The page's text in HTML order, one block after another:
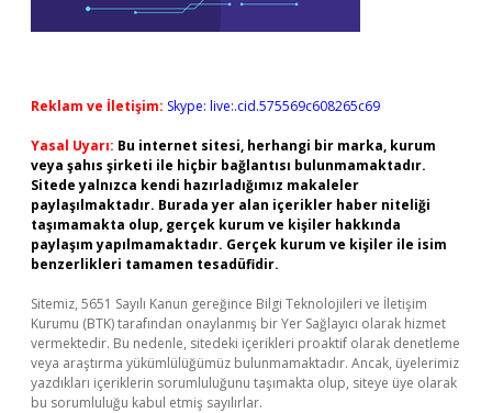
Reklam ve İletişim: Skype: live:.cid.575569c608265c69
Yasal Uyarı: Bu internet sitesi, herhangi bir marka, kurum
veya şahıs şirketi ile hiçbir bağlantısı bulunmamaktadır.
Sitede yalnızca kendi hazırladığımız makaleler
paylaşılmaktadır. Burada yer alan içerikler haber niteliği
taşımamakta olup, gerçek kurum ve kişiler hakkında
paylaşım yapılmamaktadır. Gerçek kurum ve kişiler ile isim
benzerlikleri tamamen tesadüfidir.
Sitemiz, 5651 Sayılı Kanun gereğince Bilgi Teknolojileri ve İletişim
Kurumu (BTK) tarafından onaylanmış bir Yer Sağlayıcı olarak hizmet
vermektedir. Bu nedenle, sitedeki içerikleri proaktif olarak denetleme
veya araştırma yükümlülüğümüz bulunmamaktadır. Ancak, üyelerimiz
yazdıkları içeriklerin sorumluluğunu taşımakta olup, siteye üye olarak
bu sorumluluğu kabul etmiş sayılırlar.